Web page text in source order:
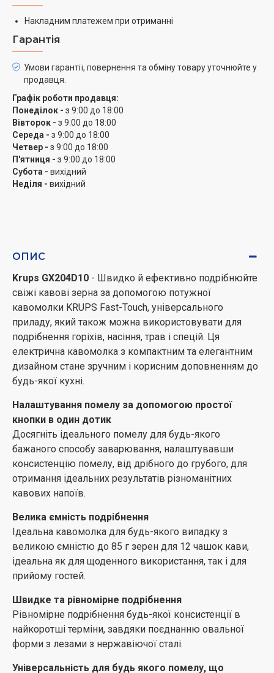
прийому гостей.
Рівномірне подрібнення будь-якої консистенції в
найкоротші терміни, завдяки поєднанню овальної
форми з лезами з нержавіючої сталі.
Універсальність для будь якого помелу, що
задовольнить всі ваші потреби
Ця універсальна кавомолка може
використовуватися не тільки для помелу кави, але і
для подрібнення горіхів, насіння, трав та спецій, для
ідеальних результатів, наповнених смаком та
ароматом.
для процесу, який дозволяє молоти каву та будь-які
Накладним платежем при отриманні
Гарантія
Умови гарантії, повернення та обміну товару уточнюйте у
продавця.
Графік роботи продавця:
Понеділок - з 9:00 до 18:00
Вівторок - з 9:00 до 18:00
Середа - з 9:00 до 18:00
Четвер - з 9:00 до 18:00
П'ятниця - з 9:00 до 18:00
Субота - вихідний
Неділя - вихідний
ОПИС
Krups GX204D10 - Швидко й ефективно подрібнюйте
свіжі кавові зерна за допомогою потужної
кавомолки KRUPS Fast-Touch, універсального
приладу, який також можна використовувати для
подрібнення горіхів, насіння, трав і спецій. Ця
електрична кавомолка з компактним та елегантним
дизайном стане зручним і корисним доповненням до
будь-якої кухні.
Налаштування помелу за допомогою простої
кнопки в один дотик
Досягніть ідеального помелу для будь-якого
бажаного способу заварювання, налаштувавши
консистенцію помелу, від дрібного до грубого, для
отримання ідеальних результатів різноманітних
кавових напоїв.
Велика ємність подрібнення
Ідеальна кавомолка для будь-якого випадку з
великою ємністю до 85 г зерен для 12 чашок кави,
ідеальна як для щоденного використання, так і для
прийому гостей.
Швидке та рівномірне подрібнення
Рівномірне подрібнення будь-якої консистенції в
найкоротші терміни, завдяки поєднанню овальної
форми з лезами з нержавіючої сталі.
Універсальність для будь якого помелу, що